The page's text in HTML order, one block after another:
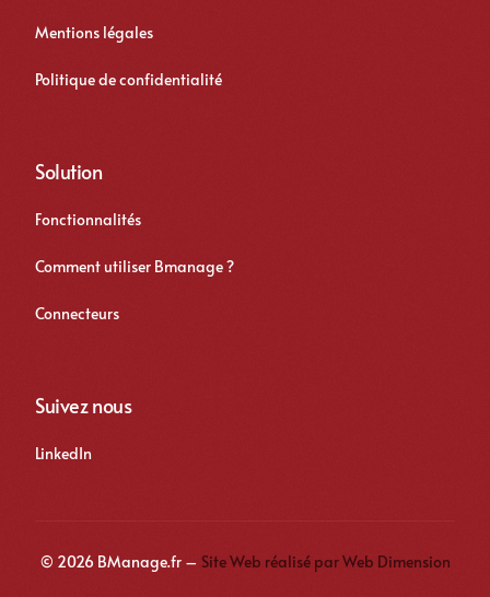
Mentions légales
Politique de confidentialité
Solution
Fonctionnalités
Comment utiliser Bmanage ?
Connecteurs
Suivez nous
LinkedIn
© 2026 BManage.fr – Site Web réalisé par Web Dimension